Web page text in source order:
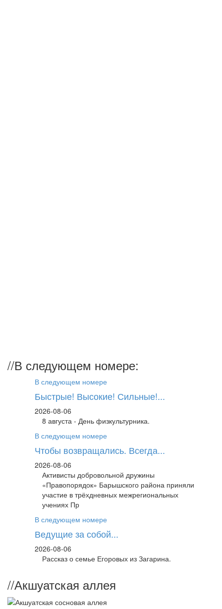
//В следующем номере:
В следующем номере
Быстрые! Высокие! Сильные!...
2026-08-06
8 августа - День физкультурника.
В следующем номере
Чтобы возвращались. Всегда...
2026-08-06
Активисты добровольной дружины
«Правопорядок» Барышского района приняли
участие в трёхдневных межрегиональных
учениях Пр
В следующем номере
Ведущие за собой...
2026-08-06
Рассказ о семье Егоровых из Загарина.
//Акшуатская аллея